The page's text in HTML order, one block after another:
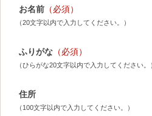
お名前 （必須）
（20文字以内で入力してください。）
ふりがな （必須）
（ひらがな20文字以内で入力してください。
住所
（100文字以内で入力してください。）